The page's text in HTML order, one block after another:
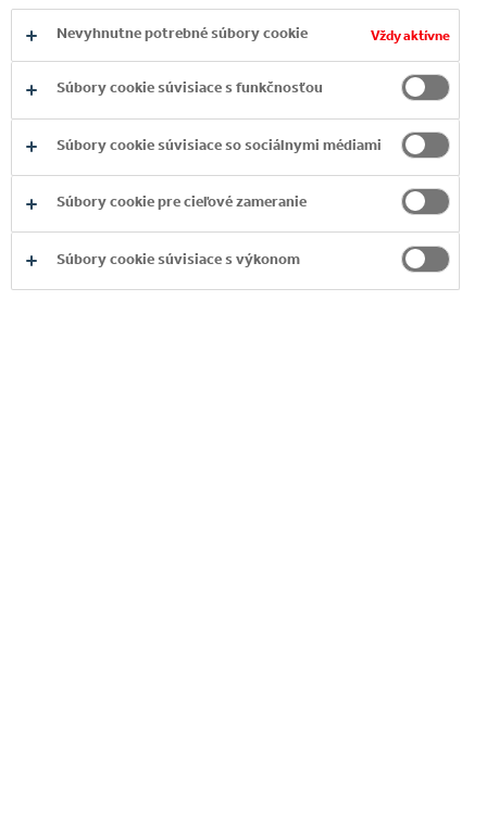
DOWNLOAD
Nevyhnutne potrebné súbory cookie Vždy aktívne
Súbory cookie súvisiace s funkčnosťou
Súbory cookie súvisiace so sociálnymi médiami
Súbory cookie pre cieľové zameranie
Súbory cookie súvisiace s výkonom